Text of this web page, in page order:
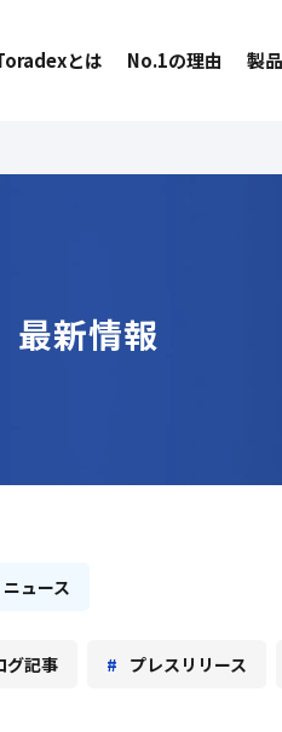
とは No.1の理由 製
最新情報
ニュース
グ記事 プレスリリース